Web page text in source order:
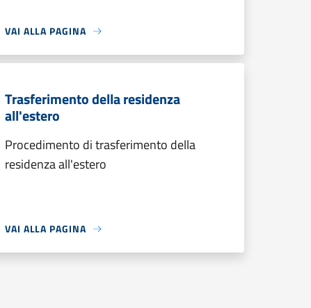
VAI ALLA PAGINA
Trasferimento della residenza
all'estero
Procedimento di trasferimento della
residenza all'estero
VAI ALLA PAGINA